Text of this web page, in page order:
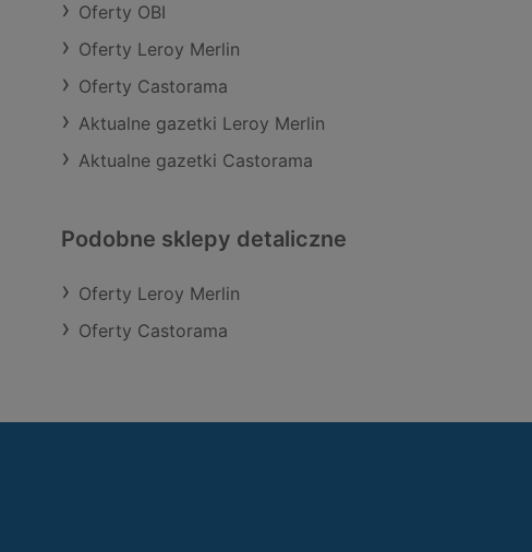
Oferty OBI
Oferty Leroy Merlin
Oferty Castorama
Aktualne gazetki Leroy Merlin
Aktualne gazetki Castorama
Podobne sklepy detaliczne
Oferty Leroy Merlin
Oferty Castorama